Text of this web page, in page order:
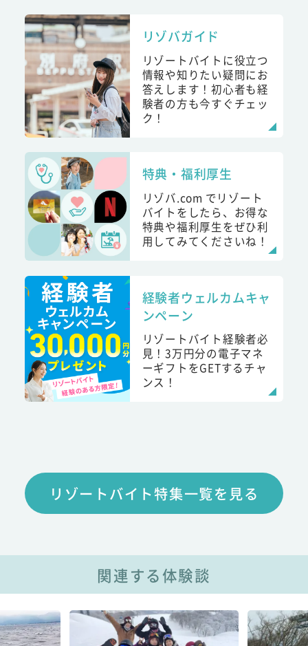
リゾバガイド
リゾートバイトに役立つ
情報や知りたい疑問にお
答えします！初心者も経
験者の方も今すぐチェッ
ク！
特典・福利厚生
リゾバ.com でリゾート
バイトをしたら、お得な
特典や福利厚生をぜひ利
用してみてくださいね！
経験者ウェルカムキャ
ンペーン
リゾートバイト経験者必
見！3万円分の電子マネ
ーギフトをGETするチャ
ンス！
リゾートバイト特集一覧を見る
関連する体験談